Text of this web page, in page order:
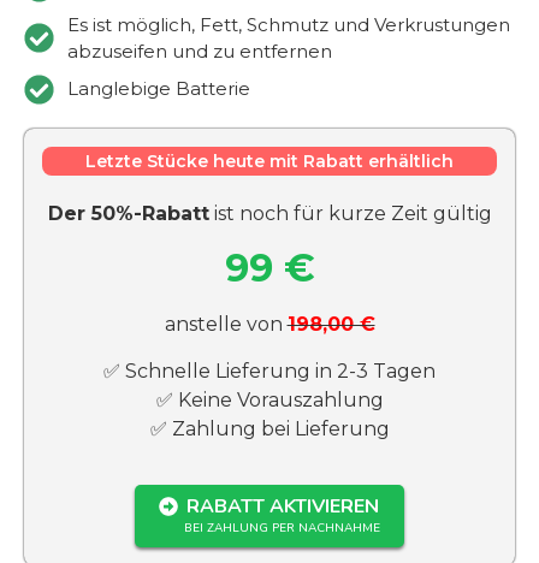
Es ist möglich, Fett, Schmutz und Verkrustungen
abzuseifen und zu entfernen
Langlebige Batterie
Letzte Stücke heute mit Rabatt erhältlich
Der 50%-Rabattist noch für kurze Zeit gültig
99 €
anstelle von198,00 €
✅ Schnelle Lieferung in 2-3 Tagen
✅ Keine Vorauszahlung
✅ Zahlung bei Lieferung
RABATT AKTIVIEREN
BEI ZAHLUNG PER NACHNAHME